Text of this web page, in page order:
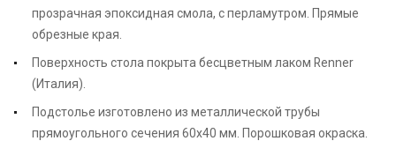
прозрачная эпоксидная смола, с перламутром. Прямые
обрезные края.
Поверхность стола покрыта бесцветным лаком Renner
(Италия).
Подстолье изготовлено из металлической трубы
прямоугольного сечения 60х40 мм. Порошковая окраска.